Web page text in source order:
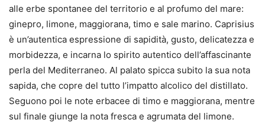
alle erbe spontanee del territorio e al profumo del mare:
ginepro, limone, maggiorana, timo e sale marino. Caprisius
è un’autentica espressione di sapidità, gusto, delicatezza e
morbidezza, e incarna lo spirito autentico dell’affascinante
perla del Mediterraneo. Al palato spicca subito la sua nota
sapida, che copre del tutto l’impatto alcolico del distillato.
Seguono poi le note erbacee di timo e maggiorana, mentre
sul finale giunge la nota fresca e agrumata del limone.